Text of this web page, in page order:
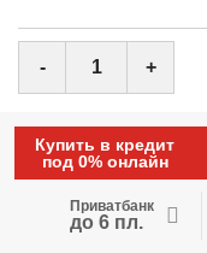
- +
Купить в кредит
под 0% онлайн
Приватбанк
до 6 пл.